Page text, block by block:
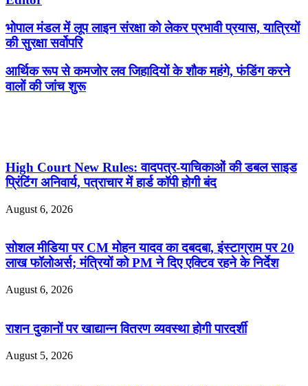
भोपाल मंडल में लूप लाइन संरक्षा को लेकर प्रभावी प्रयास, यात्रियों
की सुरक्षा सर्वोपरि
आर्थिक रूप से कमजोर लव जिहादियों के शौक महंगे, फंडिंग करने
वालों की जांच शुरू
High Court New Rules: वादपत्र-याचिकाओं की डबल साइड
प्रिंटिंग अनिवार्य, पत्राचार में हार्ड कॉपी होगी बंद
August 6, 2026
सोशल मीडिया पर CM मोहन यादव का दबदबा, इंस्टाग्राम पर 20
लाख फॉलोअर्स; मंत्रियों को PM ने दिए एक्टिव रहने के निर्देश
August 6, 2026
राशन दुकानों पर खाद्यान्न वितरण व्यवस्था होगी पारदर्शी
August 5, 2026